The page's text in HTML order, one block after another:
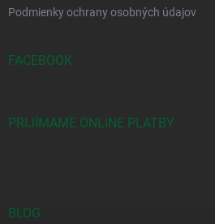
Podmienky ochrany osobných údajov
FACEBOOK
PRIJÍMAME ONLINE PLATBY
BLOG